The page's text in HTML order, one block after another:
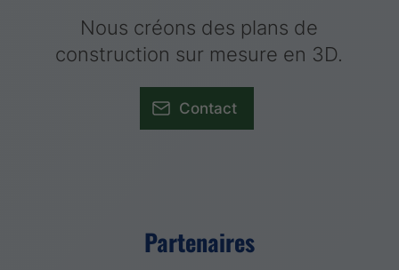
Nous créons des plans de
construction sur mesure en 3D.
Contact
Partenaires